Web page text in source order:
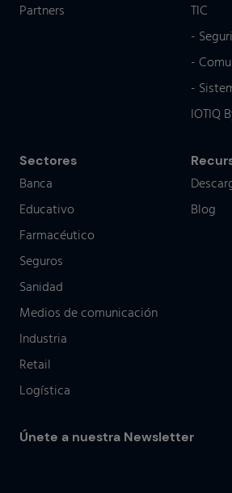
Partners
TIC
-
-
-
IOTIQ
Sectores
Banca
Educativo
Farmacéutico
Seguros
Sanidad
Medios de comunicación
Industria
Retail
Logística
Blog
Únete a nuestra Newsletter